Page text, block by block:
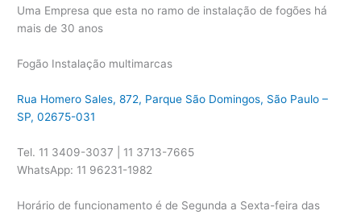
Uma Empresa que esta no ramo de instalação de fogões há
mais de 30 anos
Fogão Instalação multimarcas
Rua Homero Sales, 872, Parque São Domingos, São Paulo –
SP, 02675-031
Tel. 11 3409-3037 | 11 3713-7665
WhatsApp: 11 96231-1982
Horário de funcionamento é de Segunda a Sexta-feira das